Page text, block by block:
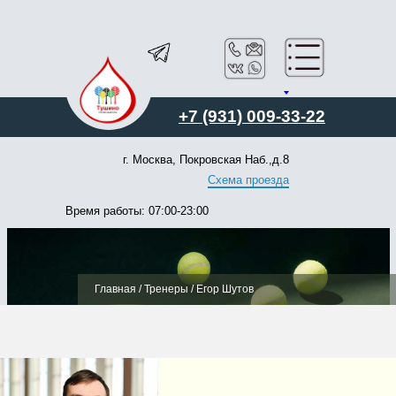
Время работы: 07:00-23:00
г. Москва, Покровская Наб.,д.8
Схема проезда
+7 (931) 009-33-22
Главная / Тренеры / Егор Шутов